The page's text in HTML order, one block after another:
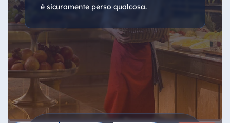
è sicuramente perso qualcosa.